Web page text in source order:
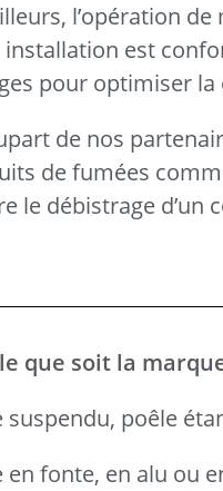
l’opération
est
pour optimiser
de nos
de fumées
le débistrage d’un
que soit la
suspendu, poêle
en fonte, en alu ou